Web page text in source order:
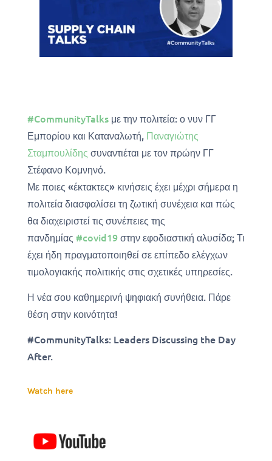
#CommunityTalksμε την πολιτεία: ο νυν ΓΓ
Εμπορίου και Καταναλωτή, Παναγιώτης
Σταμπουλίδης συναντιέται με τον πρώην ΓΓ
Στέφανο Κομνηνό.
Με ποιες «έκτακτες» κινήσεις έχει μέχρι σήμερα η
πολιτεία διασφαλίσει τη ζωτική συνέχεια και πώς
θα διαχειριστεί τις συνέπειες της
πανδημίας #covid19στην εφοδιαστική αλυσίδα; Τι
έχει ήδη πραγματοποιηθεί σε επίπεδο ελέγχων
τιμολογιακής πολιτικής στις σχετικές υπηρεσίες.
Η νέα σου καθημερινή ψηφιακή συνήθεια. Πάρε
θέση στην κοινότητα!
#CommunityTalks: Leaders Discussing the Day
After.
Watch here